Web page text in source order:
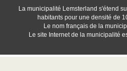
La municipalité Lemsterland s'étend
habitants pour une densité de
Le nom français de la
Le site Internet de la municipalité